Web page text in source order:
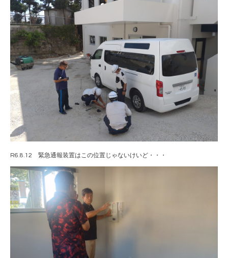
R6.8.12 緊急通報装置はこの位置じゃないけいど・・・